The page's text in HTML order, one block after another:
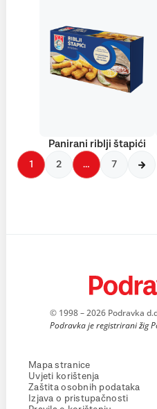
Panirani riblji štapići
1 2 … 7
© 1998 – 2026 Podravka
Podravka je registrirani žig
Mapa stranice
Uvjeti korištenja
Zaštita osobnih podataka
Izjava o pristupačnosti